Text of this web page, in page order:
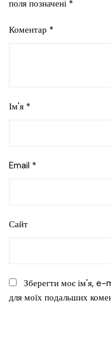
поля позначені *
Коментар *
Ім'я *
Email *
Сайт
Зберегти моє ім'я, e-
для моїх подальших